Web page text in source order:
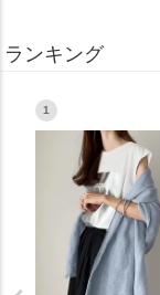
ランキング
1